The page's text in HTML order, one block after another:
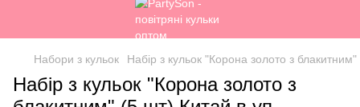
Набори з кульок Набір з кульок "Корона золото з
Набір з кульок "Корона золото з